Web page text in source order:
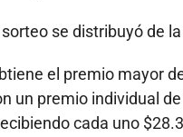
se distribuyó de
el premio mayor
un premio individual
cada uno